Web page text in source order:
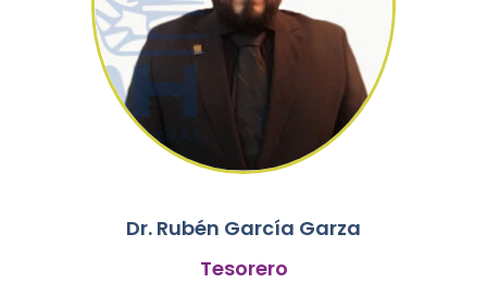
Dr. Rubén García Garza
Tesorero